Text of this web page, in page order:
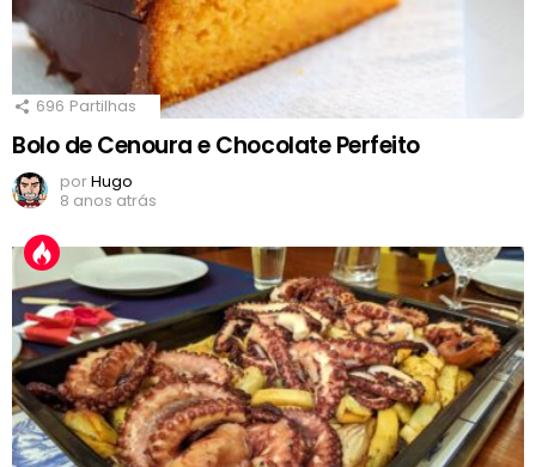
696 Partilhas
Bolo de Cenoura e Chocolate Perfeito
porHugo
8 anos atrás